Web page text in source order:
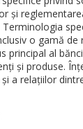
și
o gamă de
principal al
și produse.
a relațiilor